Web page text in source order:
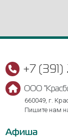
+7
ООО
660049, г.
Пишите нам
Афиша